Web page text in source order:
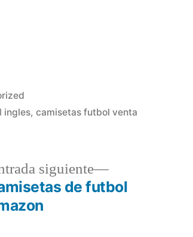
ingles,camisetas futbol venta
siguiente
Entrada
siguiente:
de futbol